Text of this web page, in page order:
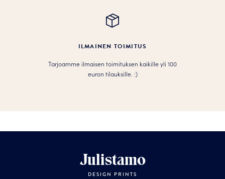
ILMAINEN TOIMITUS
Tarjoamme ilmaisen toimituksen kaikille yli 100
euron tilauksille. :­­)
Julistamo
DESIGN PRINTS